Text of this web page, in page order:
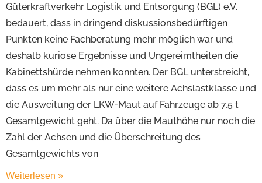
Güterkraftverkehr Logistik und Entsorgung (BGL) e.V.
bedauert, dass in dringend diskussionsbedürftigen
Punkten keine Fachberatung mehr möglich war und
deshalb kuriose Ergebnisse und Ungereimtheiten die
Kabinettshürde nehmen konnten. Der BGL unterstreicht,
dass es um mehr als nur eine weitere Achslastklasse und
die Ausweitung der LKW-Maut auf Fahrzeuge ab 7,5 t
Gesamtgewicht geht. Da über die Mauthöhe nur noch die
Zahl der Achsen und die Überschreitung des
Gesamtgewichts von
Weiterlesen »